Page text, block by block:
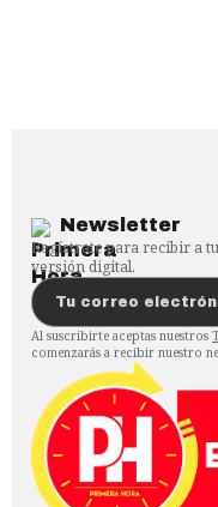
Newsletter
Regístrate para recibir a
versión digital.
Al suscribirte aceptas nuestros
comenzarás a recibir nuestro